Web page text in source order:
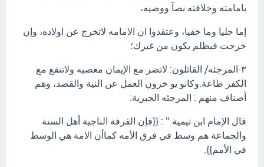
بامامته وخلافته نصآ ووصيه،
إما جليا وما خفيا، وعتقدوا ان الامامه لاتخرج عن اولاده، وإن
خرجت فبظلم يكون من غيرك؛
٣-المرجئه/ القائلون: لاتضر مع الإيمان معصيه ولاتنفع مع
الكفر طاعة.وكانو يو خرون العمل عن النية والقصد، وهم
أصناف منهم : المرجئه الجبرية:
قال الإمام ابن تيمية " : {{فإن الفرقة الناجية أهل السنة
والجماعة هم وسط في فرق الأمه كماأن الامة هي الوسط
في الأمم}}.